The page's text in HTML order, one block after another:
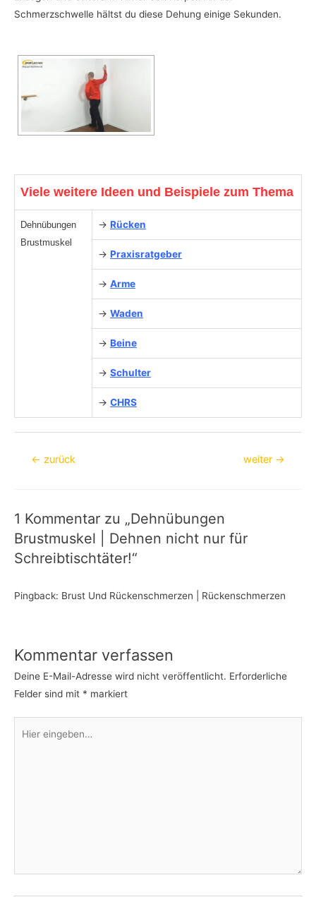
Schmerzschwelle hältst du diese Dehung einige Sekunden.
Viele weitere Ideen und Beispiele zum Thema
Dehnübungen
Brustmuskel
→ Rücken
→ Praxisratgeber
→ Arme
→ Waden
→ Beine
→ Schulter
→ CHRS
Beitragsnavigation
← zurück weiter →
1 Kommentar zu „Dehnübungen
Brustmuskel | Dehnen nicht nur für
Schreibtischtäter!“
Pingback: Brust Und Rückenschmerzen | Rückenschmerzen
Kommentar verfassen
Deine E-Mail-Adresse wird nicht veröffentlicht. Erforderliche
Felder sind mit * markiert
eingeben…